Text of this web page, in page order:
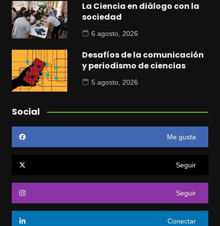
La Ciencia en diálogo con la
sociedad
6 agosto, 2026
Desafíos de la comunicación
y periodismo de ciencias
5 agosto, 2026
Social
Me gusta
Seguir
Seguir
Conectar